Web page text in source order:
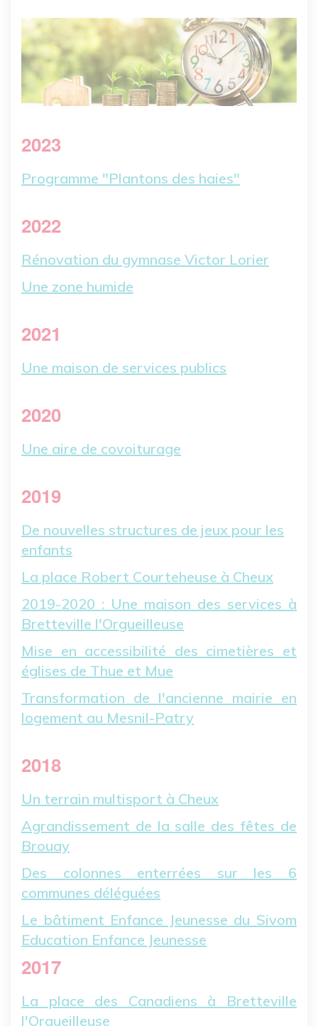
2023
Programme "Plantons des haies"
2022
Rénovation du gymnase Victor Lorier
Une zone humide
2021
Une maison de services publics
2020
Une aire de covoiturage
2019
De nouvelles structures de jeux pour les
enfants
La place Robert Courteheuse à Cheux
2019-2020 : Une maison des services à
Bretteville l'Orgueilleuse
Mise en accessibilité des cimetières et
églises de Thue et Mue
Transformation de l'ancienne mairie en
logement au Mesnil-Patry
2018
Un terrain multisport à Cheux
Agrandissement de la salle des fêtes de
Brouay
Des colonnes enterrées sur les 6
communes déléguées
Le bâtiment Enfance Jeunesse du Sivom
Education Enfance Jeunesse
2017
La place des Canadiens à Bretteville
l'Orgueilleuse